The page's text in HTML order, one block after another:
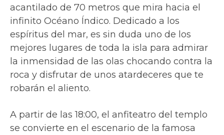
acantilado de 70 metros que mira hacia el
infinito Océano Índico. Dedicado a los
espíritus del mar, es sin duda uno de los
mejores lugares de toda la isla para admirar
la inmensidad de las olas chocando contra la
roca y disfrutar de unos atardeceres que te
robarán el aliento.
A partir de las 18:00, el anfiteatro del templo
se convierte en el escenario de la famosa